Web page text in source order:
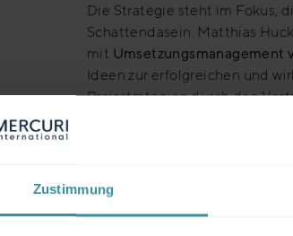
Zustimmung
Die Strategie steht im Fokus,
Schattendasein. Matthias
mit Umsetzungsmanagement
Ideen zur erfolgreichen und
Preisstrategien durch den
Das Thema Preisstrategien ist